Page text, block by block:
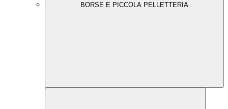
BORSE E PICCOLA PELLETTERIA